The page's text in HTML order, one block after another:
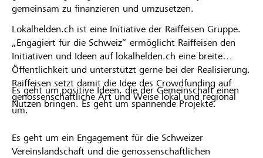
gemeinsam zu finanzieren und umzusetzen.
Lokalhelden.ch ist eine Initiative der Raiffeisen Gruppe.
„Engagiert für die Schweiz“ ermöglicht Raiffeisen den
Initiativen und Ideen auf lokalhelden.ch eine breite
Öffentlichkeit und unterstützt gerne bei der Realisierung.
Raiffeisen setzt damit die Idee des Crowdfunding auf
genossenschaftliche Art und Weise lokal und regional
um.
Es geht um positive Ideen, die der Gemeinschaft einen
Nutzen bringen. Es geht um spannende Projekte.
Es geht um ein Engagement für die Schweizer
Vereinslandschaft und die genossenschaftlichen